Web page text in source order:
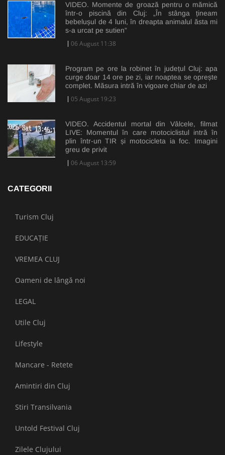
VIDEO. Momente de groază pentru o mămică
într-o piscină din Cluj: „În stânga țineam
bebelușul de 4 luni, în dreapta animalul ăsta mi
s-a urcat pe sutien”
06 August 11:38
Program pe ore la robinet în județul Cluj: apa
curge doar 14 ore pe zi, iar noaptea se oprește
complet. Măsura intră în vigoare chiar de azi
05 August 19:23
VIDEO. Accidentul mortal din Vâlcele, filmat
LIVE: Momentul în care motociclistul intră în
plin într-un TIR și motocicleta ia foc. Imagini
greu de privit
06 August 13:59
CATEGORII
Turism Cluj
EDUCAȚIE
VREMEA CLUJ
Oameni de lângă noi
LEGAL
Utile Cluj
Lifestyle
Mancare - Retete
Amintiri din Cluj
Stiri Transilvania
Untold Festival Cluj
Zilele Clujului